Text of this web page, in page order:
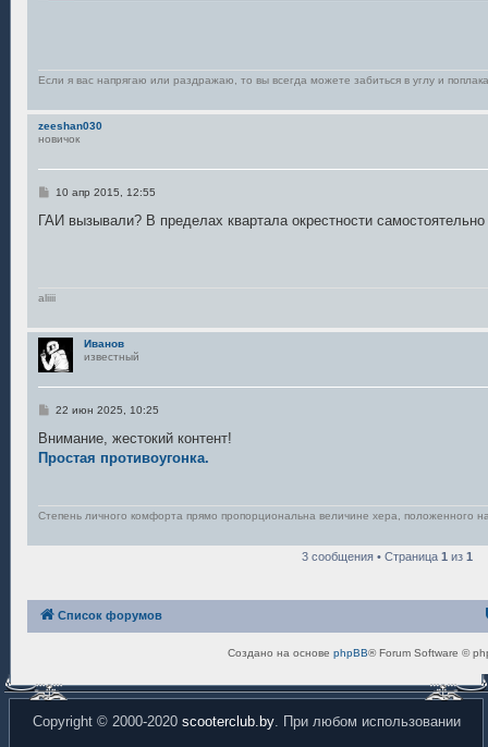
Если я вас напрягаю или раздражаю, то вы всегда можете забиться в углу и
zeeshan030
новичок
С
о
е
10 апр 2015, 12:55
ГАИ вызывали? В пределах квартала окрестности
aliiii
Иванов
известный
С
о
щ
е
22 июн 2025, 10:25
Внимание, жестокий контент!
Простая противоугонка.
Степень личного комфорта прямо пропорциональна величине хера, положенного
3 сообщения • Страница 1 из 1
Список форумов
Создано на основе phpBB® Forum Software ©
Copyright © 2000-2020 scooterclub.by. При любом использовании